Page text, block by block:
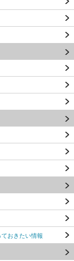
おきたい情報